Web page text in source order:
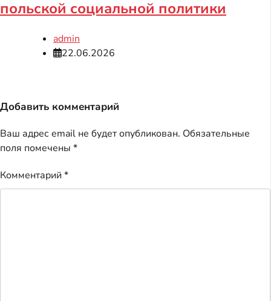
польской социальной политики
admin
22.06.2026
Добавить комментарий
Ваш адрес email не будет опубликован. Обязательные
поля помечены *
Комментарий *